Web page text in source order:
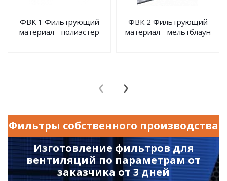
ФВК 1 Фильтрующий
материал - полиэстер
ФВК 2 Фильтрующий
материал - мельтблаун
‹ ›
Фильтры собственного производства
Изготовление фильтров для
вентиляций по параметрам от
заказчика от 3 дней